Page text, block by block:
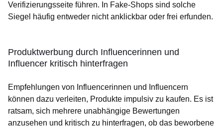
Verifizierungsseite führen. In Fake-Shops sind solche
Siegel häufig entweder nicht anklickbar oder frei erfunden.
Produktwerbung durch Influencerinnen und
Influencer kritisch hinterfragen
Empfehlungen von Influencerinnen und Influencern
können dazu verleiten, Produkte impulsiv zu kaufen. Es ist
ratsam, sich mehrere unabhängige Bewertungen
anzusehen und kritisch zu hinterfragen, ob das beworbene